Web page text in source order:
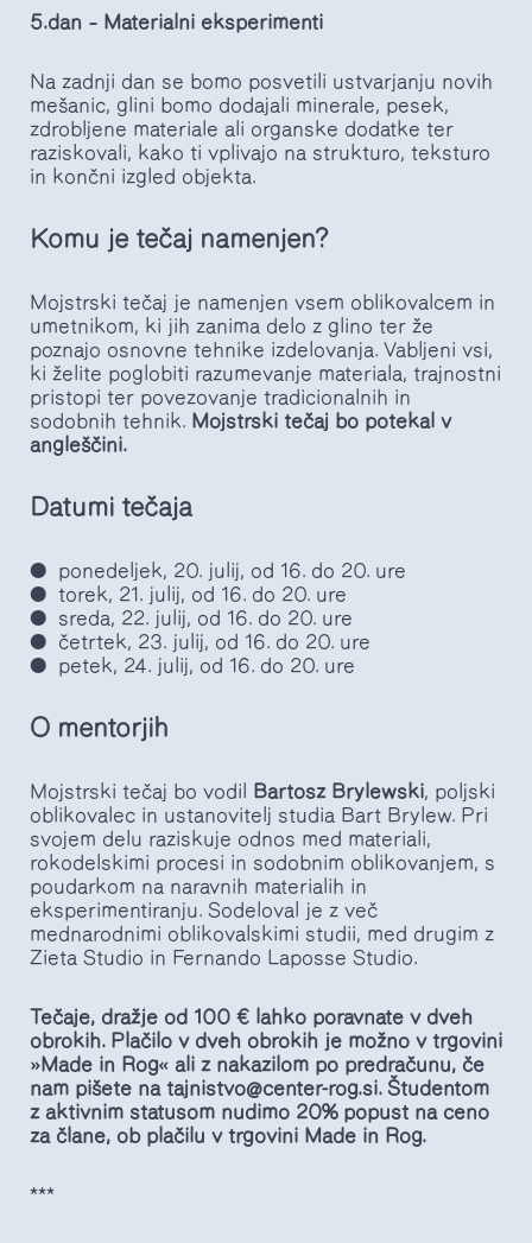
5.dan – Materialni eksperimenti
Na zadnji dan se bomo posvetili ustvarjanju novih
mešanic, glini bomo dodajali minerale, pesek,
zdrobljene materiale ali organske dodatke ter
raziskovali, kako ti vplivajo na strukturo, teksturo
in končni izgled objekta.
Komu je tečaj namenjen?
Mojstrski tečaj je namenjen vsem oblikovalcem in
umetnikom, ki jih zanima delo z glino ter že
poznajo osnovne tehnike izdelovanja. Vabljeni vsi,
ki želite poglobiti razumevanje materiala, trajnostni
pristopi ter povezovanje tradicionalnih in
sodobnih tehnik. Mojstrski tečaj bo potekal v
angleščini.
Datumi tečaja
ponedeljek, 20. julij, od 16. do 20. ure
torek, 21. julij, od 16. do 20. ure
sreda, 22. julij, od 16. do 20. ure
četrtek, 23. julij, od 16. do 20. ure
petek, 24. julij, od 16. do 20. ure
O mentorjih
Mojstrski tečaj bo vodil Bartosz Brylewski, poljski
oblikovalec in ustanovitelj studia Bart Brylew. Pri
svojem delu raziskuje odnos med materiali,
rokodelskimi procesi in sodobnim oblikovanjem, s
poudarkom na naravnih materialih in
eksperimentiranju. Sodeloval je z več
mednarodnimi oblikovalskimi studii, med drugim z
Zieta Studio in Fernando Laposse Studio.
Tečaje, dražje od 100 € lahko poravnate v dveh
obrokih. Plačilo v dveh obrokih je možno v trgovini
»Made in Rog« ali z nakazilom po predračunu, če
nam pišete na tajnistvo@center-rog.si. Študentom
z aktivnim statusom nudimo 20% popust na ceno
za člane, ob plačilu v trgovini Made in Rog.
***